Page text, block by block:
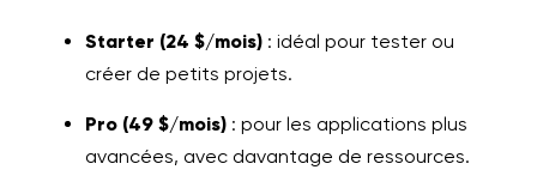
Starter (24 $/mois) : idéal pour tester ou
créer de petits projets.
Pro (49 $/mois) : pour les applications plus
avancées, avec davantage de ressources.